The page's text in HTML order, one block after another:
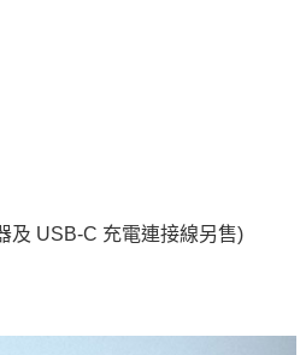
及 USB-C 充電連接線另售)